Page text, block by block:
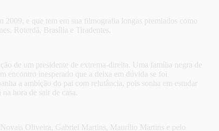
e que tem em sua filmografia longas premiados como
Roterdã, Brasília e Tiradentes.
de um presidente de extrema-direita. Uma família negra de
encontro inesperado que a deixa em dúvida se foi
a ambição do pai com relutância, pois sonha em estudar
hora de sair de casa.
Oliveira, Gabriel Martins, Maurílio Martins e pelo